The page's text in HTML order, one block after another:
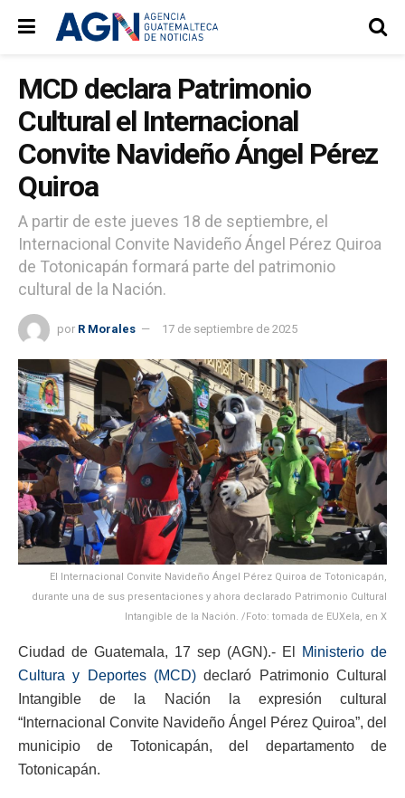
MCD declara Patrimonio
Cultural el Internacional
Convite Navideño Ángel Pérez
Quiroa
A partir de este jueves 18 de septiembre, el
Internacional Convite Navideño Ángel Pérez Quiroa
de Totonicapán formará parte del patrimonio
cultural de la Nación.
por R Morales 17 de septiembre de 2025
El Internacional Convite Navideño Ángel Pérez Quiroa de Totonicapán,
durante una de sus presentaciones y ahora declarado Patrimonio Cultural
Intangible de la Nación. /Foto: tomada de EUXela, en X
Ciudad de Guatemala, 17 sep (AGN).- El
Ministerio de
Cultura y Deportes (MCD) declaró Patrimonio Cultural
Intangible de la Nación la expresión cultural
“Internacional Convite Navideño Ángel Pérez Quiroa”, del
municipio de Totonicapán, del departamento de
Totonicapán.